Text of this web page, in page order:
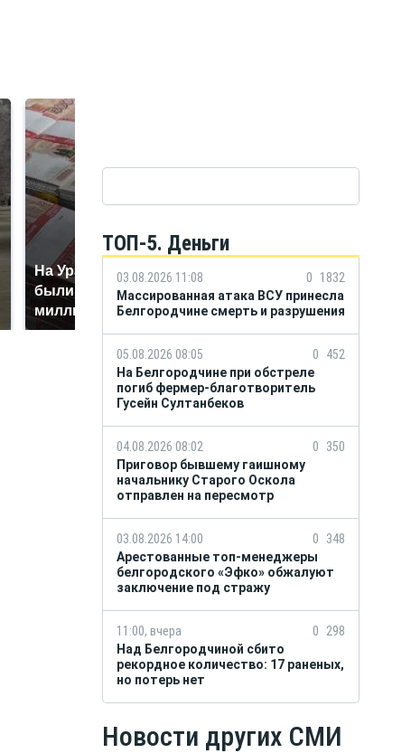
На Урале из казны
были украдены 18
миллионов рублей
Не ешьте эту
готовую еду из
магазина: список
ТОП-5. Деньги
03.08.2026 11:08 0
1832
Массированная атака ВСУ принесла
Белгородчине смерть и разрушения
05.08.2026 08:05 0
452
На Белгородчине при обстреле
погиб фермер-благотворитель
Гусейн Султанбеков
04.08.2026 08:02 0
350
Приговор бывшему гаишному
начальнику Старого Оскола
отправлен на пересмотр
03.08.2026 14:00 0
348
Арестованные топ-менеджеры
белгородского «Эфко» обжалуют
заключение под стражу
11:00, вчера 0
298
Над Белгородчиной сбито
рекордное количество: 17 раненых,
но потерь нет
Новости других СМИ